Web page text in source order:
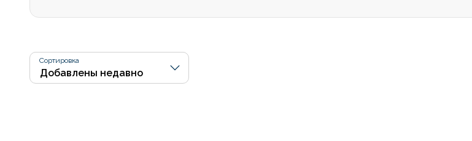
Сортировка